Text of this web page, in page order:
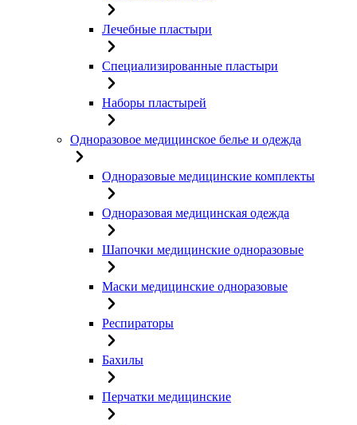
Лечебные пластыри
Специализированные пластыри
Наборы пластырей
Одноразовое медицинское белье и одежда
Одноразовые медицинские комплекты
Одноразовая медицинская одежда
Шапочки медицинские одноразовые
Маски медицинские одноразовые
Респираторы
Бахилы
Перчатки медицинские